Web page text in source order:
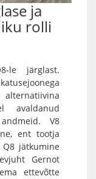
ja
rolli
le järglast.
alternatiivina
V8
ent tootja
jätkumine
Gernot
ettevõtte